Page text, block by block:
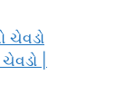
ચેવડો
|